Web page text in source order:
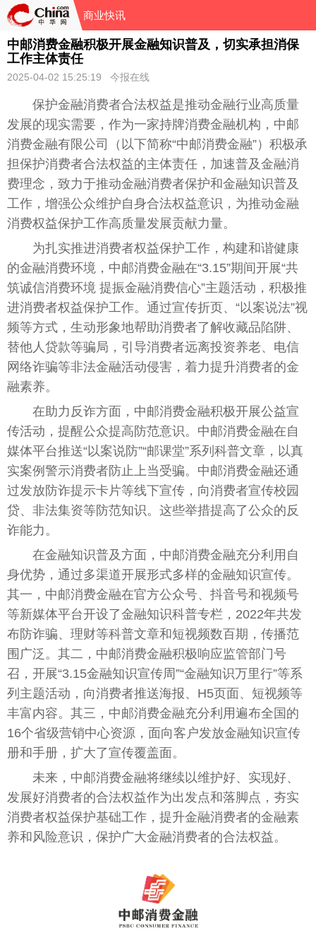
商业快讯
中邮消费金融积极开展金融知识普及，切实承担消保
工作主体责任
2025-04-02 15:25:19 今报在线
保护金融消费者合法权益是推动金融行业高质量
发展的现实需要，作为一家持牌消费金融机构，中邮
消费金融有限公司（以下简称“中邮消费金融”）积极承
担保护消费者合法权益的主体责任，加速普及金融消
费理念，致力于推动金融消费者保护和金融知识普及
工作，增强公众维护自身合法权益意识，为推动金融
消费权益保护工作高质量发展贡献力量。
为扎实推进消费者权益保护工作，构建和谐健康
的金融消费环境，中邮消费金融在“3.15”期间开展“共
筑诚信消费环境 提振金融消费信心”主题活动，积极推
进消费者权益保护工作。通过宣传折页、“以案说法”视
频等方式，生动形象地帮助消费者了解收藏品陷阱、
替他人贷款等骗局，引导消费者远离投资养老、电信
网络诈骗等非法金融活动侵害，着力提升消费者的金
融素养。
在助力反诈方面，中邮消费金融积极开展公益宣
传活动，提醒公众提高防范意识。中邮消费金融在自
媒体平台推送“以案说防”“邮课堂”系列科普文章，以真
实案例警示消费者防止上当受骗。中邮消费金融还通
过发放防诈提示卡片等线下宣传，向消费者宣传校园
贷、 非法集资等防范知识。这些举措提高了公众的反
诈能力。
在金融知识普及方面，中邮消费金融充分利用自
身优势，通过多渠道开展形式多样的金融知识宣传。
其一，中邮消费金融在官方公众号、抖音号和视频号
等新媒体平台开设了金融知识科普专栏，2022年共发
布防诈骗、 理财等科普文章和短视频数百期，传播范
围广泛。其二，中邮消费金融积极响应监管部门号
召，开展“3.15金融知识宣传周”“金融知识万里行”等系
列主题活动，向消费者推送海报、H5页面、短视频等
丰富内容。其三，中邮消费金融充分利用遍布全国的
16个省级营销中心资源，面向客户发放金融知识宣传
册和手册，扩大了宣传覆盖面。
未来，中邮消费金融将继续以维护好、实现好、
发展好消费者的合法权益作为出发点和落脚点，夯实
消费者权益保护基础工作，提升金融消费者的金融素
养和风险意识，保护广大金融消费者的合法权益。